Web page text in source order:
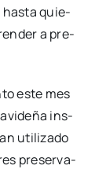
has­ta quie­
a pre­
este mes
ins­
uti­li­za­do
pre­ser­va­